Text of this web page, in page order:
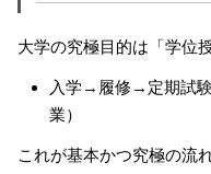
大学の究極目的は「学位
入学→履修→定期試
業）
これが基本かつ究極の流れ